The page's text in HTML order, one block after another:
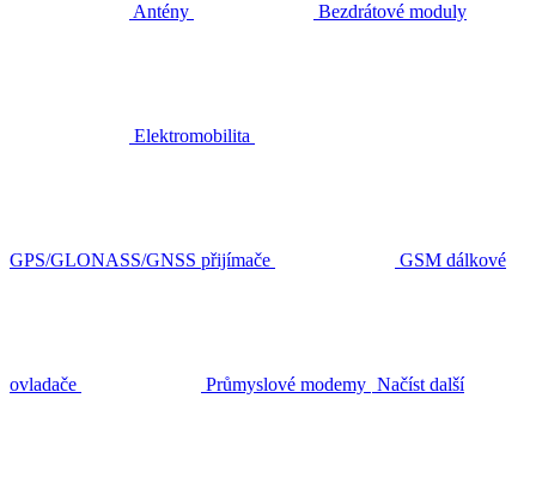
Antény Bezdrátové moduly
Elektromobilita
GPS/GLONASS/GNSS přijímače GSM dálkové
ovladače Průmyslové modemy Načíst další